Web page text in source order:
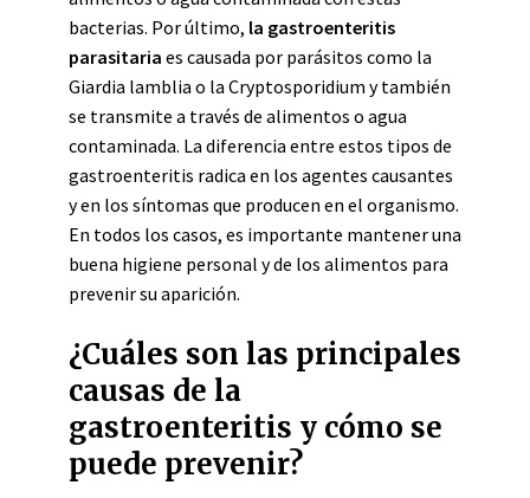
bacterias. Por último, la gastroenteritis
parasitaria es causada por parásitos como la
Giardia lamblia o la Cryptosporidium y también
se transmite a través de alimentos o agua
contaminada. La diferencia entre estos tipos de
gastroenteritis radica en los agentes causantes
y en los síntomas que producen en el organismo.
En todos los casos, es importante mantener una
buena higiene personal y de los alimentos para
prevenir su aparición.
¿Cuáles son las principales
causas de la
gastroenteritis y cómo se
puede prevenir?